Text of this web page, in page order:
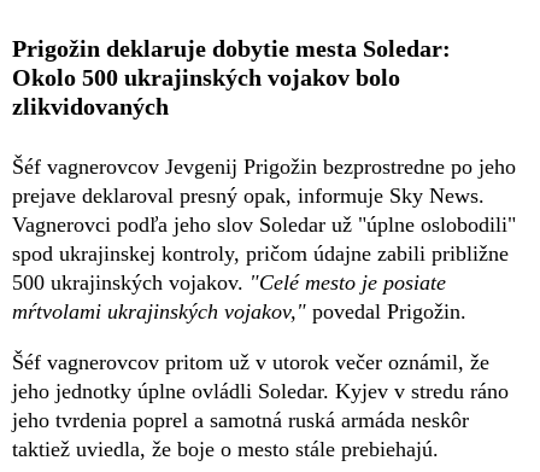
Prigožin deklaruje dobytie mesta Soledar:
Okolo 500 ukrajinských vojakov bolo
zlikvidovaných
Šéf vagnerovcov Jevgenij Prigožin bezprostredne po jeho
prejave deklaroval presný opak, informuje Sky News.
Vagnerovci podľa jeho slov Soledar už "úplne oslobodili"
spod ukrajinskej kontroly, pričom údajne zabili približne
500 ukrajinských vojakov. "Celé mesto je posiate
mŕtvolami ukrajinských vojakov," povedal Prigožin.
Šéf vagnerovcov pritom už v utorok večer oznámil, že
jeho jednotky úplne ovládli Soledar. Kyjev v stredu ráno
jeho tvrdenia poprel a samotná ruská armáda neskôr
taktiež uviedla, že boje o mesto stále prebiehajú.